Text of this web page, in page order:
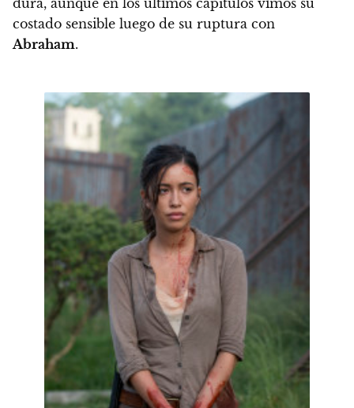
costado sensible luego de su ruptura con
Abraham.